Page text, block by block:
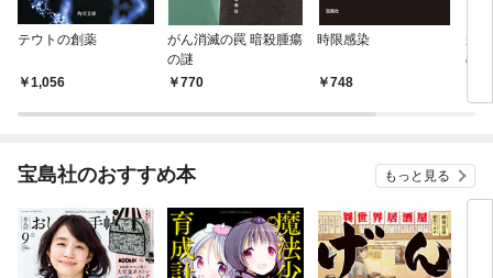
テウトの創薬
1,056
がん消滅の罠 暗殺腫瘍
の謎
770
時限感染
748
が
の謎
宝島社のおすすめ本 もっと見る